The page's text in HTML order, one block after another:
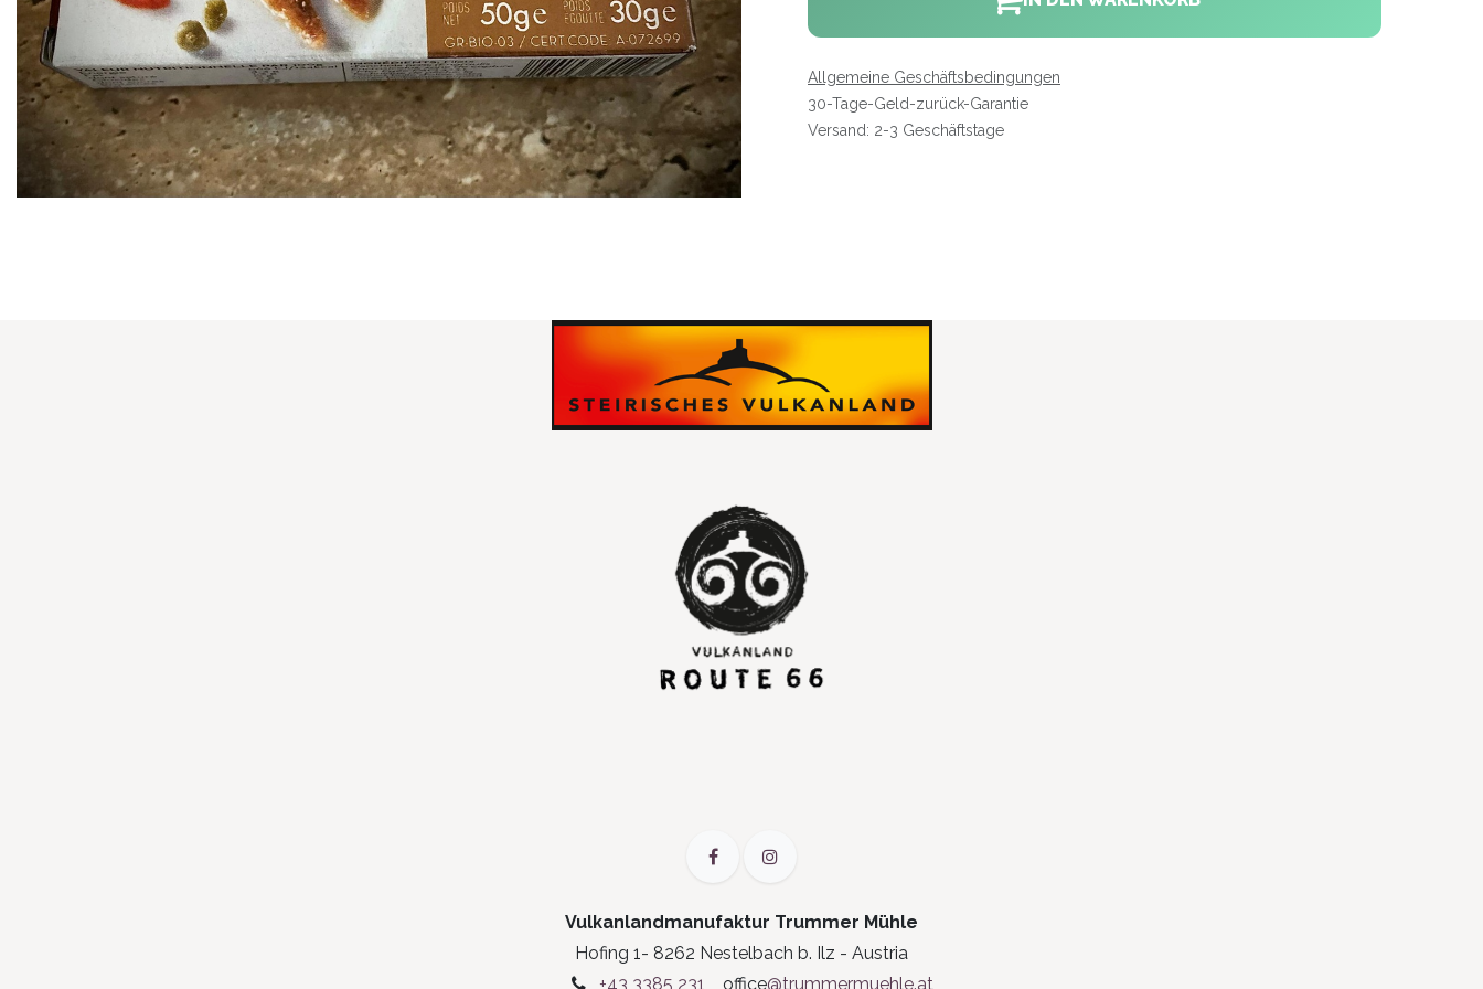
Allgemeine Geschäftsbedingungen
30-Tage-Geld-zurück-Garantie
Versand: 2-3 Geschäftstage
Vulkanlandmanufaktur Trummer Mühle
Hofing 1- 8262 Nestelbach b. Ilz - Austria
+43 3385 231
office@trummermuehle.at